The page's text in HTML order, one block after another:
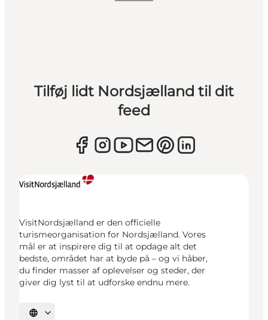
Tilføj lidt Nordsjælland til dit
feed
VisitNordsjælland er den officielle
turismeorganisation for Nordsjælland. Vores
mål er at inspirere dig til at opdage alt det
bedste, området har at byde på – og vi håber,
du finder masser af oplevelser og steder, der
giver dig lyst til at udforske endnu mere.
Vælg sprog